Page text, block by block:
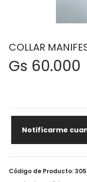
COLLAR
Gs 60.000
Notifícarme
Código de Producto: